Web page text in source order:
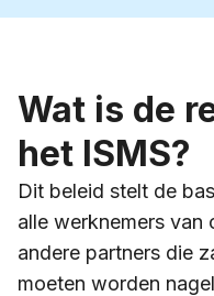
Wat is de
het ISMS?
Dit beleid stelt de
alle werknemers van
andere partners die
moeten worden